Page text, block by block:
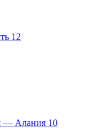
12
— Алания 10